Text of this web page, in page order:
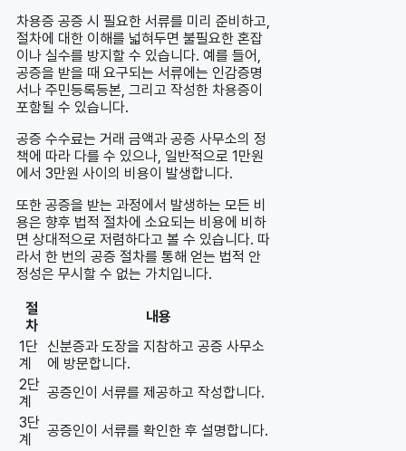
차용증 공증 시 필요한 서류를 미리 준비하고,
절차에 대한 이해를 넓혀두면 불필요한 혼잡
이나 실수를 방지할 수 있습니다. 예를 들어,
공증을 받을 때 요구되는 서류에는 인감증명
서나 주민등록등본, 그리고 작성한 차용증이
포함될 수 있습니다.
공증 수수료는 거래 금액과 공증 사무소의 정
책에 따라 다를 수 있으나, 일반적으로 1만원
에서 3만원 사이의 비용이 발생합니다.
또한 공증을 받는 과정에서 발생하는 모든 비
용은 향후 법적 절차에 소요되는 비용에 비하
면 상대적으로 저렴하다고 볼 수 있습니다. 따
라서 한 번의 공증 절차를 통해 얻는 법적 안
정성은 무시할 수 없는 가치입니다.
절
차
내용
1단
계
신분증과 도장을 지참하고 공증 사무소
에 방문합니다.
2단
계
공증인이 서류를 제공하고 작성합니다.
3단
계
공증인이 서류를 확인한 후 설명합니다.